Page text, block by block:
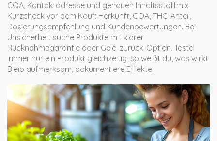
COA, Kontaktadresse und genauen Inhaltsstoffmix.
Kurzcheck vor dem Kauf: Herkunft, COA, THC-Anteil,
Dosierungsempfehlung und Kundenbewertungen. Bei
Unsicherheit suche Produkte mit klarer
Rücknahmegarantie oder Geld-zurück-Option. Teste
immer nur ein Produkt gleichzeitig, so weißt du, was wirkt.
Bleib aufmerksam, dokumentiere Effekte.